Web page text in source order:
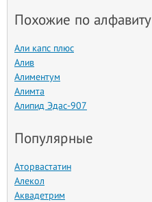
Похожие по алфавиту
Али капс плюс
Алив
Алиментум
Алимта
Алипид Эдас-907
Популярные
Аторвастатин
Алекол
Аквадетрим